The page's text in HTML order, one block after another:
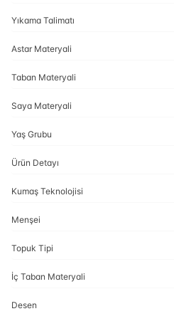
Yıkama Talimatı
Astar Materyali
Taban Materyali
Saya Materyali
Yaş Grubu
Ürün Detayı
Kumaş Teknolojisi
Menşei
Topuk Tipi
İç Taban Materyali
Desen